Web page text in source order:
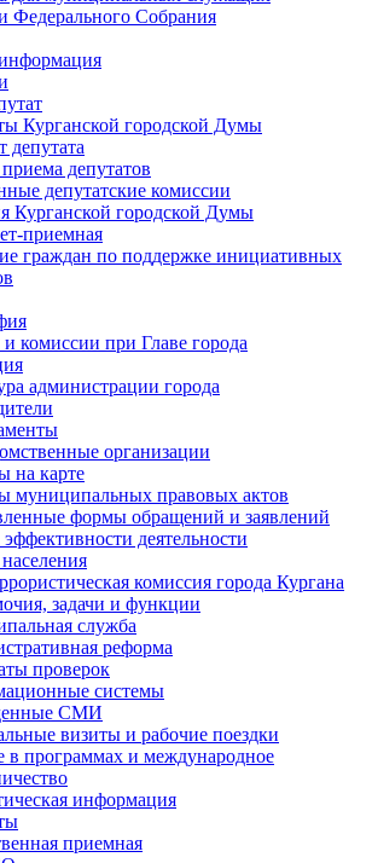
Федерального Cобрания
Курганской городской Думы
депутата
депутатов
депутатские комиссии
Курганской городской Думы
приемная
граждан по поддержке инициативных
комиссии при Главе города
администрации города
организации
на карте
муниципальных правовых актов
формы обращений и заявлений
деятельности
комиссия города Кургана
задачи и функции
служба
реформа
проверок
системы
СМИ
визиты и рабочие поездки
в программах и международное
информация
приемная